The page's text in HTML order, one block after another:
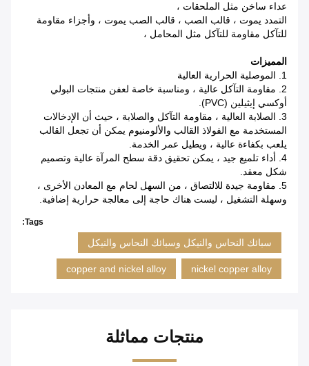
عداء ساخن مثل الملحقات ،
التمدد يموت ، قالب الصب ، قالب الصب يموت ، وأجزاء مقاومة
للتآكل مقاومة للتآكل مثل المحامل ،
المميزات
1. الموصلية الحرارية العالية
2. مقاومة التآكل عالية ، ومناسبة خاصة لعفن منتجات البولي
أوكسي إيثيلين (PVC).
3. الصلابة العالية ، مقاومة التآكل والصلابة ، حيث أن الإدخالات
المستخدمة مع الفولاذ القالب والألومنيوم يمكن أن تجعل القالب
يلعب بكفاءة عالية ، ويطيل عمر الخدمة.
4. أداء تلميع جيد ، يمكن تحقيق دقة سطح المرآة عالية وتصميم
شكل معقد.
5. مقاومة جيدة للالتصاق ، من السهل لحام مع المعادن الأخرى ،
وسهلة التشغيل ، ليست هناك حاجة إلى معالجة حرارية إضافية.
Tags:
سبائك النحاس والنيكل وسبائك النحاس والنيكل
nickel copper alloy
copper and nickel alloy
منتجات مماثلة